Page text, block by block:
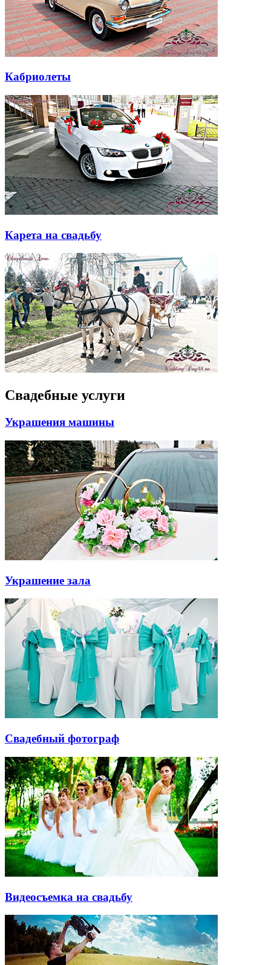
Кабриолеты
Карета на свадьбу
Свадебные услуги
Украшения машины
Украшение зала
Свадебный фотограф
Видеосъемка на свадьбу